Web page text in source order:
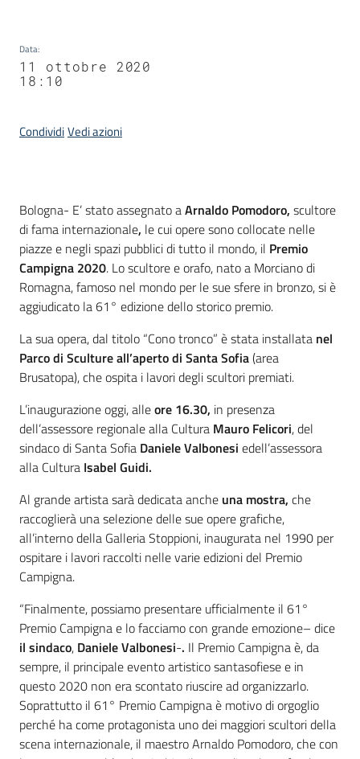
Data:
11 ottobre 2020
18:10
CondividiVedi azioni
Contenuto
Bologna- E’ stato assegnato aArnaldo Pomodoro, scultore
di fama internazionale, le cui opere sono collocate nelle
piazze e negli spazi pubblici di tutto il mondo, il Premio
Campigna 2020. Lo scultore e orafo, nato a Morciano di
Romagna, famoso nel mondo per le sue sfere in bronzo, si è
aggiudicato la 61° edizione dello storico premio.
La sua opera, dal titolo “Cono tronco” è stata installata nel
Parco di Sculture all’aperto di Santa Sofia(area
Brusatopa), che ospita i lavori degli scultori premiati.
L’inaugurazione oggi, alleore 16.30, in presenza
dell’assessore regionale alla Cultura Mauro Felicori, del
sindaco di Santa Sofia Daniele Valbonesi edell’assessora
alla Cultura Isabel Guidi.
Al grande artista sarà dedicata anche una mostra, che
raccoglierà una selezione delle sue opere grafiche,
all’interno della Galleria Stoppioni, inaugurata nel 1990 per
ospitare i lavori raccolti nelle varie edizioni del Premio
Campigna.
“Finalmente, possiamo presentare ufficialmente il 61°
Premio Campigna e lo facciamo con grande emozione– dice
il sindaco, Daniele Valbonesi-. Il Premio Campigna è, da
sempre, il principale evento artistico santasofiese e in
questo 2020 non era scontato riuscire ad organizzarlo.
Soprattutto il 61° Premio Campigna è motivo di orgoglio
perché ha come protagonista uno dei maggiori scultori della
scena internazionale, il maestro Arnaldo Pomodoro, che con